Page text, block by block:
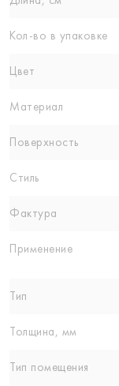
Кол-вo в упаковке
Цвет
Материал
Поверхность
Стиль
Фактура
Применение
Тип
Толщина, мм
Тип помещения